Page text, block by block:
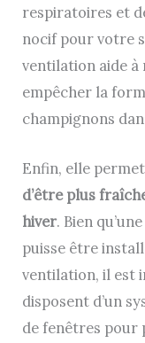
respiratoires et
nocif pour votre
ventilation aide à
empêcher la
champignons
Enfin, elle
d’être plus
hiver. Bien
puisse être
ventilation, il est
disposent d’un
de fenêtres pour